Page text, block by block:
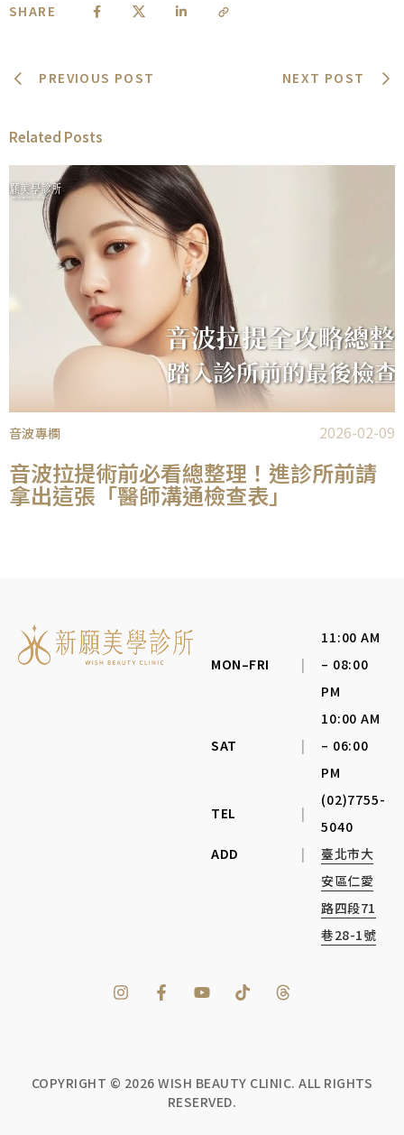
SHARE
PREVIOUS POST NEXT POST
Related Posts
音波專欄 2026-02-09
音波拉提術前必看總整理！進診所前請
拿出這張「醫師溝通檢查表」
MON–FRI |
11:00 AM
– 08:00
PM
SAT |
10:00 AM
– 06:00
PM
TEL |
(02)7755-
5040
ADD
|
臺北市大
安區仁愛
路四段71
巷28-1號
COPYRIGHT © 2026 WISH BEAUTY CLINIC. ALL RIGHTS
RESERVED.